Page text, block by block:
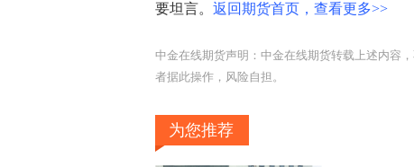
要坦言。 返回期货首页，查看更多>>
中金在线期货声明：中金在线期货转载上述内容
者据此操作，风险自担。
为您推荐